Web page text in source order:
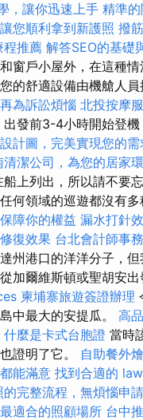
，讓你迅速上手 精準
您順利拿到新護照 撥
程推薦 解答SEO的基礎
窗戶小屋外，在這種
的舒適設備由機艙人員
為訴訟煩惱 北投按摩
出發前3-4小時開始登機
計圖，完美實現您的需
清潔公司，為您的居家
上列出，所以請不要
何領域的巡遊都沒有多
障你的權益 漏水打針
復效果 台北會計師事
州港口的洋洋分子，但
加爾維斯頓或聖胡安出
柬埔寨旅遊簽證辦理
中最大的安提瓜。 高
什麼是卡式台胞證 當時
證明了它。 自助餐外
能滿意 找到合適的
的完整流程，無煩惱申請
適合的照顧場所 台中